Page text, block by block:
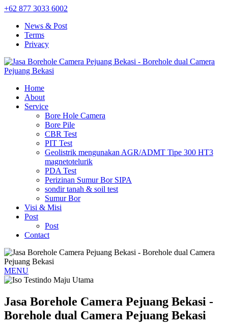
+62 877 3033 6002
News & Post
Terms
Privacy
Home
About
Service
Bore Hole Camera
Bore Pile
CBR Test
PIT Test
Geolistrik mengunakan AGR/ADMT Tipe 300 HT3
magnetotelurik
PDA Test
Perizinan Sumur Bor SIPA
sondir tanah & soil test
Sumur Bor
Visi & Misi
Post
Post
Contact
MENU
Jasa Borehole Camera Pejuang Bekasi -
Borehole dual Camera Pejuang Bekasi